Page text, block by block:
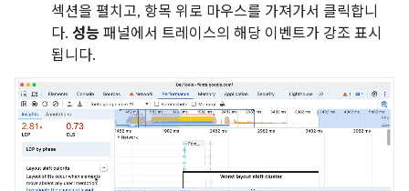
섹션을 펼치고, 항목 위로 마우스를 가져가서 클릭합니
다. 성능 패널에서 트레이스의 해당 이벤트가 강조 표시
됩니다.